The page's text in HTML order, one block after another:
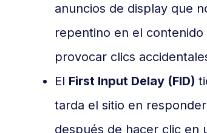
anuncios de display que
repentino en el
provocar clics
El First Input Delay (FID)
tarda el sitio en
después de hacer clic en